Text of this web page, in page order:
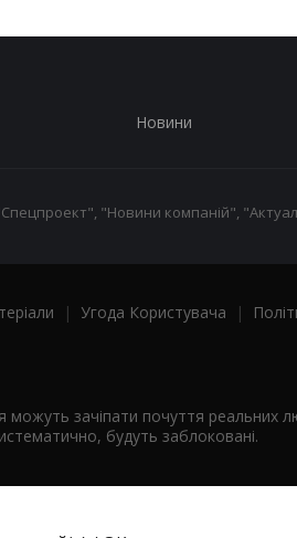
Новини
"Новини компаній",
| Угода Користувача |
зачіпати почуття реальних
будуть заблоковані.